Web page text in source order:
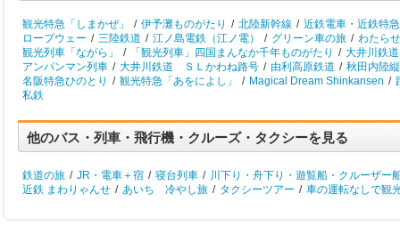
観光特急「しまかぜ」 / 伊予灘ものがたり / 北陸新幹線 / 近鉄電車・近鉄特急
ロープウェー / 三陸鉄道 / 江ノ島電鉄（江ノ電） / グリーン車の旅 / わたら
観光列車「ながら」
/ 「観光列車」四国まんなか千年ものがたり / 大井川鉄
アンパンマン列車 / 大井川鉄道 ＳＬかわね路号 / 由利高原鉄道 / 秋田内陸
名阪特急ひのとり / 観光特急「あをによし」 / Magical Dream Shinkansen /
私鉄
他のバス・列車・飛行機・クルーズ・タクシーを見る
鉄道の旅 / JR・電車＋宿 / 寝台列車 / 川下り・舟下り・遊覧船・クルーザー
近鉄 まわりゃんせ / あいち 冷やし旅 / タクシーツアー / 車の運転なしで観